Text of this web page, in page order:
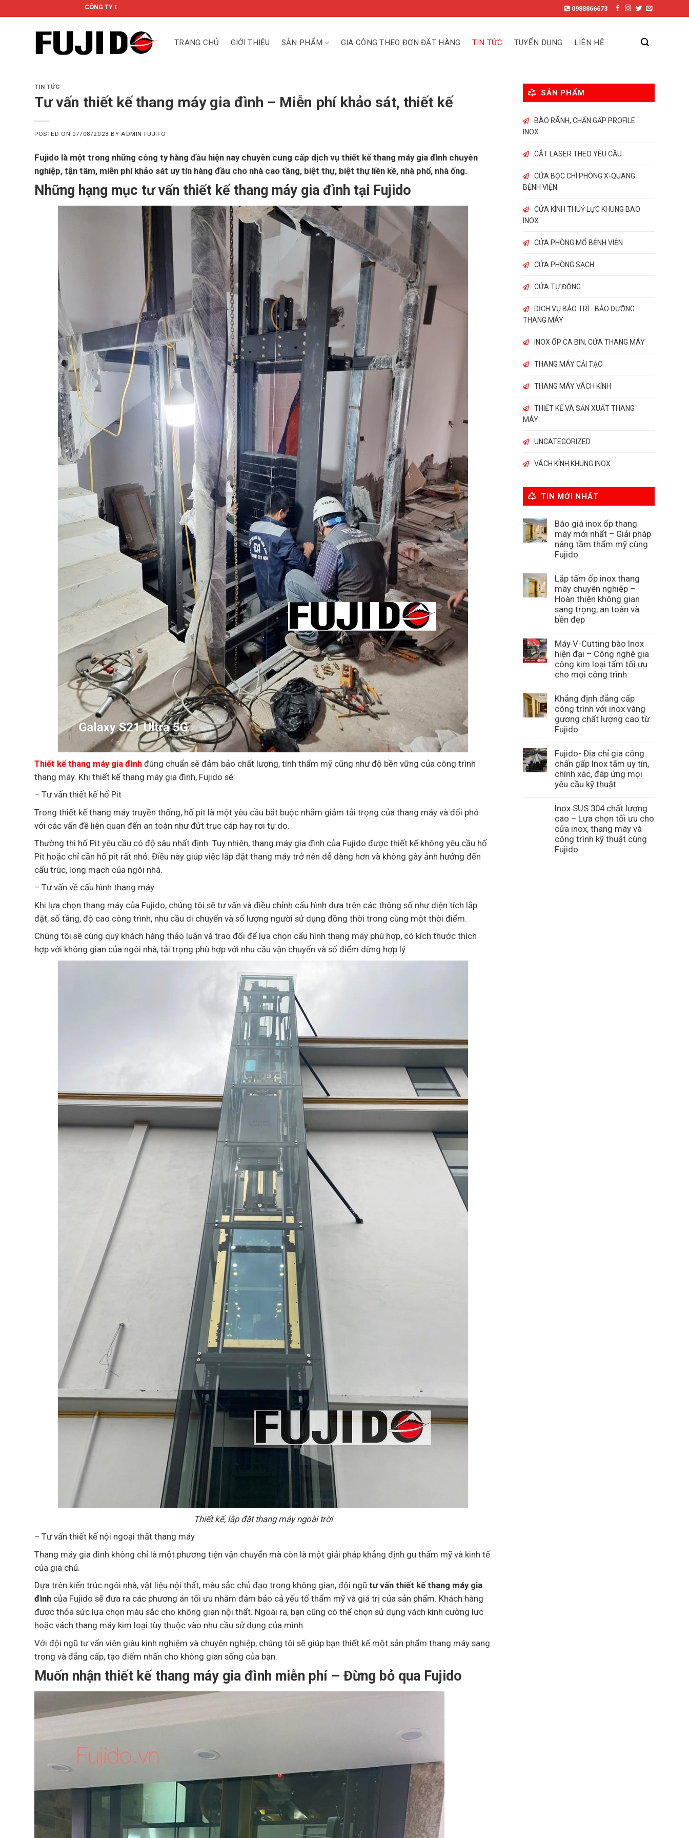
to
CÔNG TY CỔ PHẦN FUJIDO 0988866673
TRANG CHỦ GIỚI THIỆU SẢN PHẨM GIA CÔNG THEO ĐƠN ĐẶT HÀNG TIN TỨC TUYỂN DỤNG LIÊN HỆ
TIN TỨC
Tư vấn thiết kế thang máy gia đình – Miễn phí khảo sát, thiết kế
POSTED ON 07/08/2023 BYADMIN FUJIFO
Fujido là một trong những công ty hàng đầu hiện nay chuyên cung cấp dịch vụ thiết kế thang máy gia đình chuyên
nghiệp, tận tâm, miễn phí khảo sát uy tín hàng đầu cho nhà cao tầng, biệt thự, biệt thự liền kề, nhà phố, nhà ống.
Những hạng mục tư vấn thiết kế thang máy gia đình tại Fujido
Thiết kế thang máy gia đình đúng chuẩn sẽ đảm bảo chất lượng, tính thẩm mỹ cũng như độ bền vững của công trình
thang máy. Khi thiết kế thang máy gia đình, Fujido sẽ:
– Tư vấn thiết kế hố Pit
Trong thiết kế thang máy truyền thống, hố pit là một yêu cầu bắt buộc nhằm giảm tải trọng của thang máy và đối phó
với các vấn đề liên quan đến an toàn như đứt trục cáp hay rơi tự do.
Thường thì hố Pit yêu cầu có độ sâu nhất định. Tuy nhiên, thang máy gia đình của Fujido được thiết kế không yêu cầu hố
Pit hoặc chỉ cần hố pit rất nhỏ. Điều này giúp việc lắp đặt thang máy trở nên dễ dàng hơn và không gây ảnh hưởng đến
cấu trúc, long mạch của ngôi nhà.
– Tư vấn về cấu hình thang máy
Khi lựa chọn thang máy của Fujido, chúng tôi sẽ tư vấn và điều chỉnh cấu hình dựa trên các thông số như diện tích lắp
đặt, số tầng, độ cao công trình, nhu cầu di chuyển và số lượng người sử dụng đồng thời trong cùng một thời điểm.
Chúng tôi sẽ cùng quý khách hàng thảo luận và trao đổi để lựa chọn cấu hình thang máy phù hợp, có kích thước thích
hợp với không gian của ngôi nhà, tải trọng phù hợp với nhu cầu vận chuyển và số điểm dừng hợp lý.
Thiết kế, lắp đặt thang máy ngoài trời
– Tư vấn thiết kế nội ngoại thất thang máy
Thang máy gia đình không chỉ là một phương tiện vận chuyển mà còn là một giải pháp khẳng định gu thẩm mỹ và kinh tế
của gia chủ.
Dựa trên kiến trúc ngôi nhà, vật liệu nội thất, màu sắc chủ đạo trong không gian, đội ngũ tư vấn thiết kế thang máy gia
đình của Fujido sẽ đưa ra các phương án tối ưu nhằm đảm bảo cả yếu tố thẩm mỹ và giá trị của sản phẩm. Khách hàng
được thỏa sức lựa chọn màu sắc cho không gian nội thất. Ngoài ra, bạn cũng có thể chọn sử dụng vách kính cường lực
hoặc vách thang máy kim loại tùy thuộc vào nhu cầu sử dụng của mình.
Với đội ngũ tư vấn viên giàu kinh nghiệm và chuyên nghiệp, chúng tôi sẽ giúp bạn thiết kế một sản phẩm thang máy sang
trọng và đẳng cấp, tạo điểm nhấn cho không gian sống của bạn.
Muốn nhận thiết kế thang máy gia đình miễn phí – Đừng bỏ qua Fujido
SẢN PHẨM
BÀO RÃNH, CHẤN GẤP PROFILE
INOX
CẮT LASER THEO YÊU CẦU
CỬA BỌC CHÌ PHÒNG X-QUANG
BỆNH VIỆN
CỬA KÍNH THUỶ LỰC KHUNG BAO
INOX
CỬA PHÒNG MỔ BỆNH VIỆN
CỬA PHÒNG SẠCH
CỬA TỰ ĐỘNG
DỊCH VỤ BẢO TRÌ - BẢO DƯỠNG
THANG MÁY
INOX ỐP CA BIN, CỬA THANG MÁY
THANG MÁY CẢI TẠO
THANG MÁY VÁCH KÍNH
THIẾT KẾ VÀ SẢN XUẤT THANG
MÁY
UNCATEGORIZED
VÁCH KÍNH KHUNG INOX
TIN MỚI NHẤT
Báo giá inox ốp thang
máy mới nhất – Giải pháp
nâng tầm thẩm mỹ cùng
Fujido
Lắp tấm ốp inox thang
máy chuyên nghiệp –
Hoàn thiện không gian
sang trọng, an toàn và
bền đẹp
Máy V-Cutting bào Inox
hiện đại – Công nghệ gia
công kim loại tấm tối ưu
cho mọi công trình
Khẳng định đẳng cấp
công trình với inox vàng
gương chất lượng cao từ
Fujido
Fujido- Địa chỉ gia công
chấn gấp Inox tấm uy tín,
chính xác, đáp ứng mọi
yêu cầu kỹ thuật
Inox SUS 304 chất lượng
cao – Lựa chọn tối ưu cho
cửa inox, thang máy và
công trình kỹ thuật cùng
Fujido